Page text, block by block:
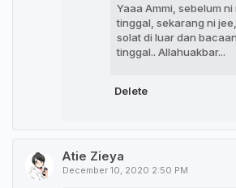
Yaaa Ammi, sebelum
tinggal, sekarang ni
solat di luar dan
tinggal.. Allahuakbar...
Delete
Atie Zieya
December 10, 2020 2:50 PM